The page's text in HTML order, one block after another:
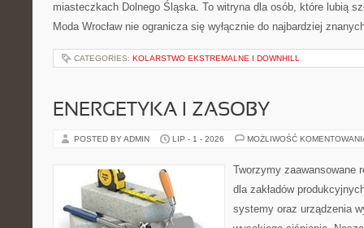
miasteczkach Dolnego Śląska. To witryna dla osób, które lubią
Moda Wrocław nie ogranicza się wyłącznie do najbardziej
CATEGORIES: KOLARSTWO EKSTREMALNE I DOWNHILL
ENERGETYKA I ZASOBY
POSTED BY ADMIN LIP - 1 - 2026 MOŻLIWOŚĆ
Tworzymy zaawansowane
dla zakładów
systemy oraz urządzenia